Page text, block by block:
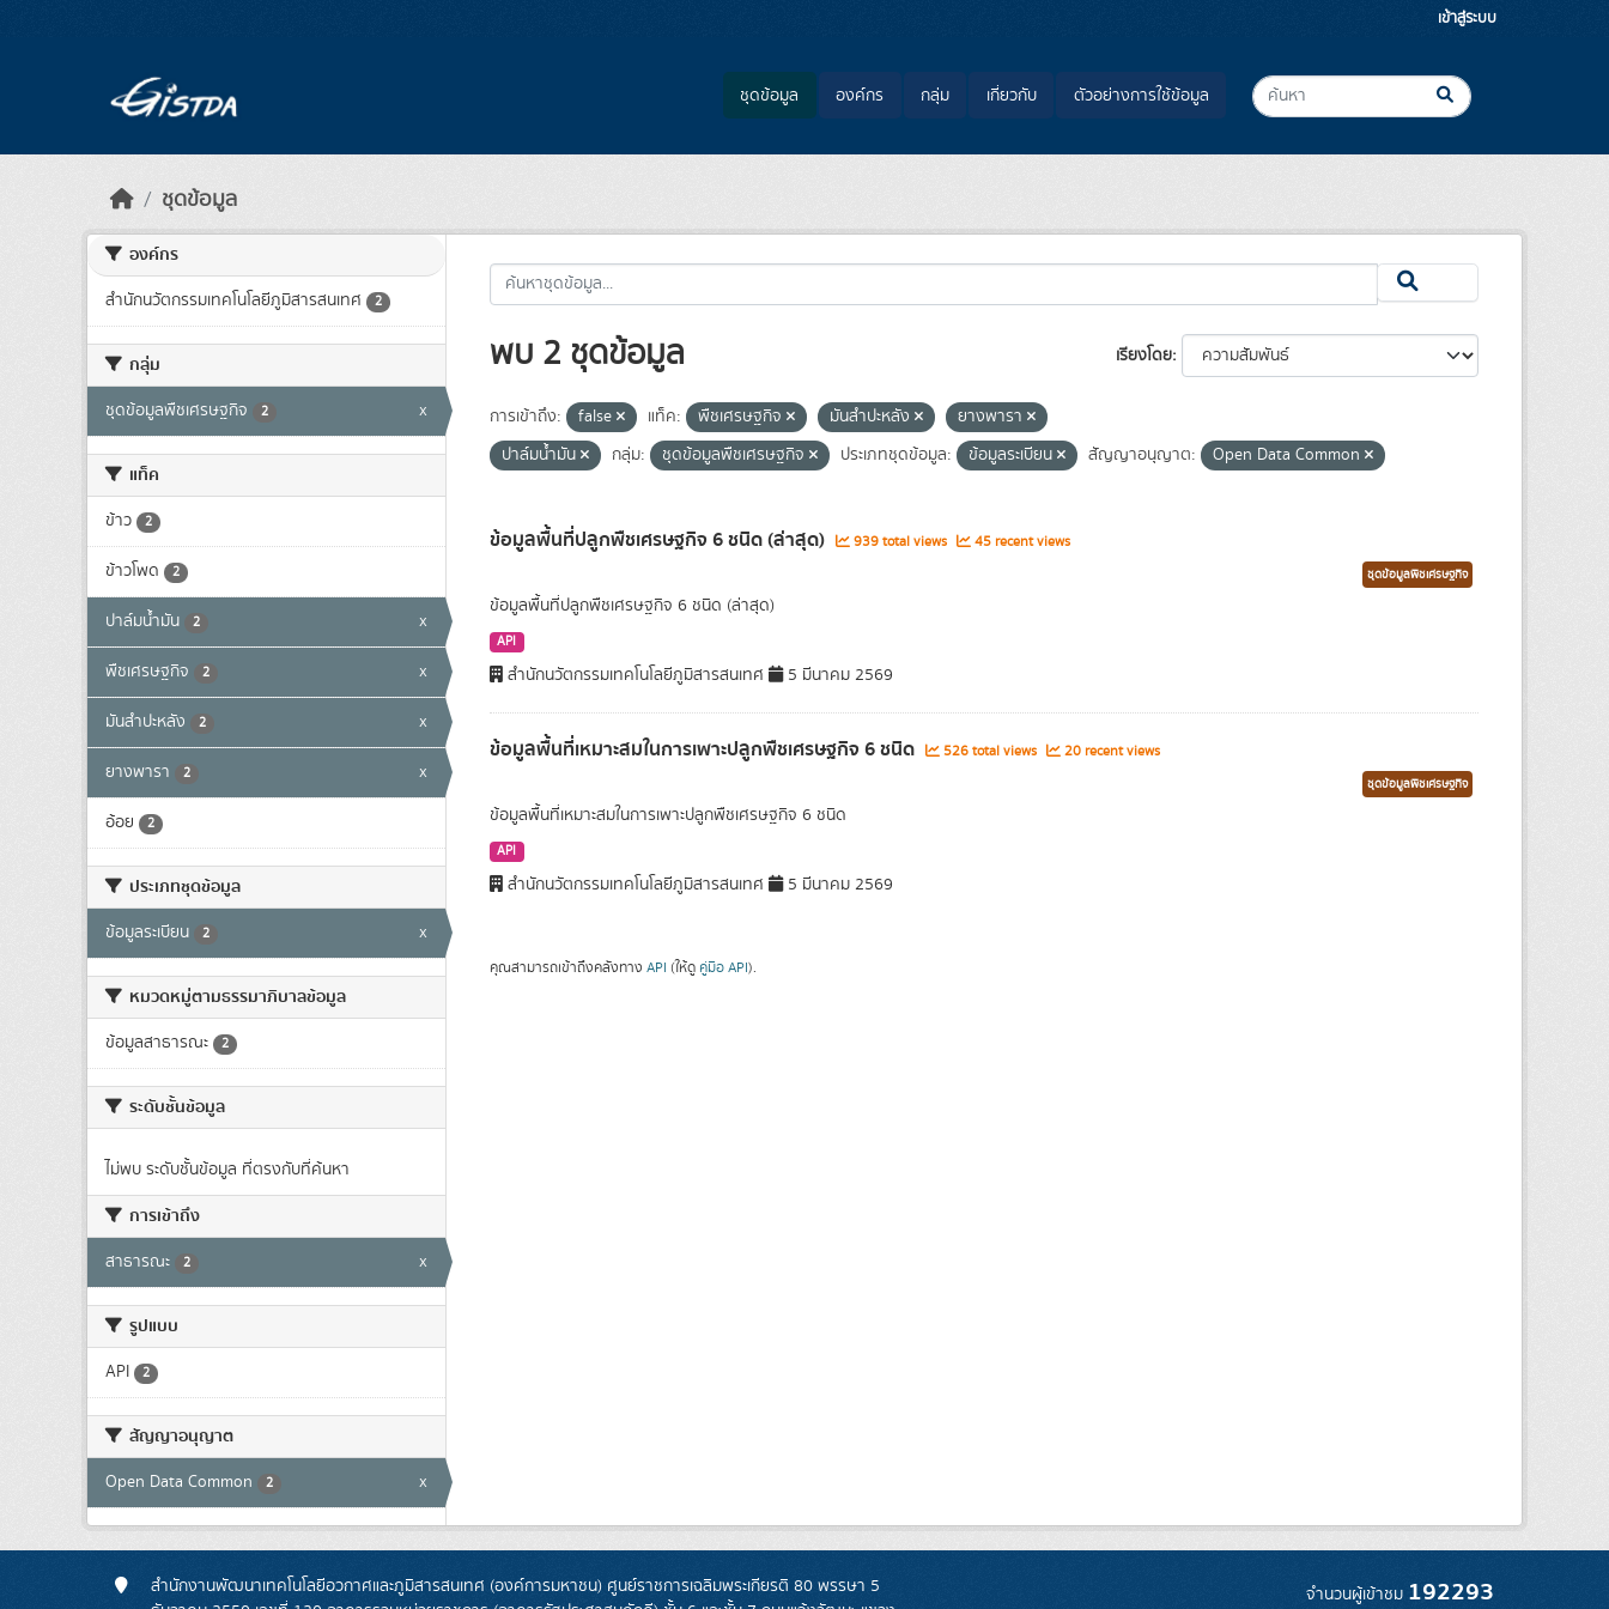
เข้าสู่ระบบ
ชุดข้อมูล องค์กร กลุ่ม เกี่ยวกับ ตัวอย่างการใช้ข้อมูล
ชุดข้อมูล
องค์กร
สำนักนวัตกรรมเทคโนโลยีภูมิสารสนเทศ 2
กลุ่ม
ชุดข้อมูลพืชเศรษฐกิจ 2 x
แท็ค
ข้าว 2
ข้าวโพด 2
ปาล์มน้ำมัน 2 x
พืชเศรษฐกิจ 2 x
มันสำปะหลัง 2 x
ยางพารา 2 x
อ้อย 2
ประเภทชุดข้อมูล
ข้อมูลระเบียน 2 x
หมวดหมู่ตามธรรมาภิบาลข้อมูล
ข้อมูลสาธารณะ 2
ระดับชั้นข้อมูล
ไม่พบ ระดับชั้นข้อมูล ที่ตรงกับที่ค้นหา
การเข้าถึง
สาธารณะ 2 x
รูปแบบ
API 2
สัญญาอนุญาต
Open Data Common 2 x
เรียงโดย
พบ 2 ชุดข้อมูล
การเข้าถึง: false แท็ค: พืชเศรษฐกิจ มันสำปะหลัง
ยางพารา
ปาล์มน้ำมัน
กลุ่ม: ชุดข้อมูลพืชเศรษฐกิจ ประเภทชุดข้อมูล: ข้อมูลระเบียน สัญญาอนุญาต: Open Data Common
ข้อมูลพื้นที่ปลูกพืชเศรษฐกิจ 6 ชนิด (ล่าสุด) 939 total views 45 recent views
ชุดข้อมูลพืชเศรษฐกิจ
ข้อมูลพื้นที่ปลูกพืชเศรษฐกิจ 6 ชนิด (ล่าสุด)
API
สำนักนวัตกรรมเทคโนโลยีภูมิสารสนเทศ 5 มีนาคม 2569
ข้อมูลพื้นที่เหมาะสมในการเพาะปลูกพืชเศรษฐกิจ 6 ชนิด 526 total views 20 recent views
ชุดข้อมูลพืชเศรษฐกิจ
ข้อมูลพื้นที่เหมาะสมในการเพาะปลูกพืชเศรษฐกิจ 6 ชนิด
API
สำนักนวัตกรรมเทคโนโลยีภูมิสารสนเทศ 5 มีนาคม 2569
คุณสามารถเข้าถึงคลังทาง API (ให้ดู คู่มือ API).
สำนักงานพัฒนาเทคโนโลยีอวกาศและภูมิสารสนเทศ (องค์การมหาชน) ศูนย์ราชการเฉลิมพระเกียรติ 80 พรรษา 5
จำนวนผู้เข้าชม 192293